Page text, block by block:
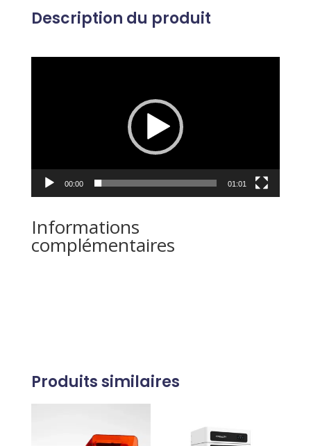
Description du produit
00:00 01:01
Informations
complémentaires
Produits similaires